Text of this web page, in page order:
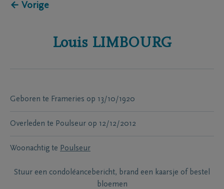
← Vorige
Louis LIMBOURG
Geboren te Frameries op 13/10/1920
Overleden te Poulseur op 12/12/2012
Woonachtig te Poulseur
Stuur een condoléancebericht, brand een kaarsje of bestel
bloemen